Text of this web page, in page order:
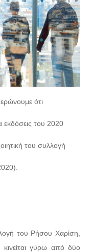
ότι
εκδόσεις του 2020
του συλλογή
του Ρήσου Χαρίση,
γύρω από δύο